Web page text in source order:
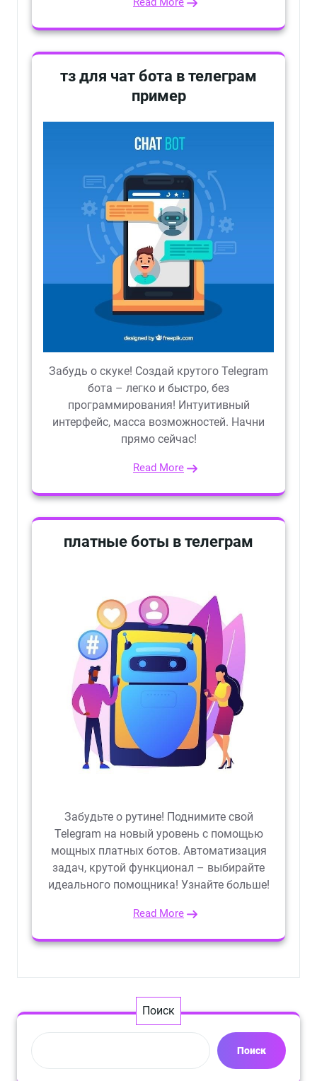
тз для чат бота в телеграм
пример
Забудь о скуке! Создай крутого Telegram
бота – легко и быстро, без
программирования! Интуитивный
интерфейс, масса возможностей. Начни
прямо сейчас!
Read More
платные боты в телеграм
Забудьте о рутине! Поднимите свой
Telegram на новый уровень с помощью
мощных платных ботов. Автоматизация
задач, крутой функционал – выбирайте
идеального помощника! Узнайте больше!
Read More
Поиск
Поиск